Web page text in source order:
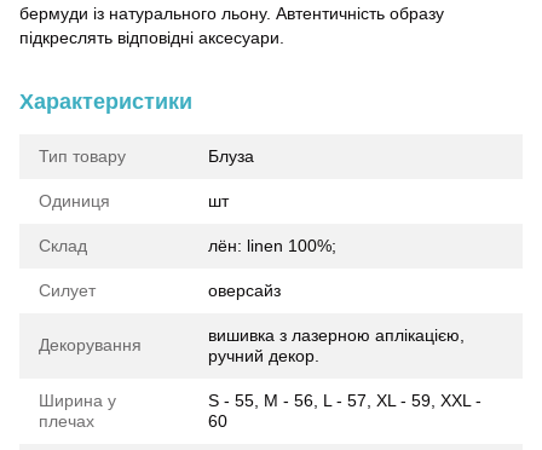
бермуди із натурального льону. Автентичність образу
підкреслять відповідні аксесуари.
Характеристики
Тип товару Блуза
Одиниця шт
Склад лён: linen 100%;
Силует оверсайз
Декорування
вишивка з лазерною аплікацією,
ручний декор.
Ширина у
плечах
S - 55, M - 56, L - 57, XL - 59, XXL -
60